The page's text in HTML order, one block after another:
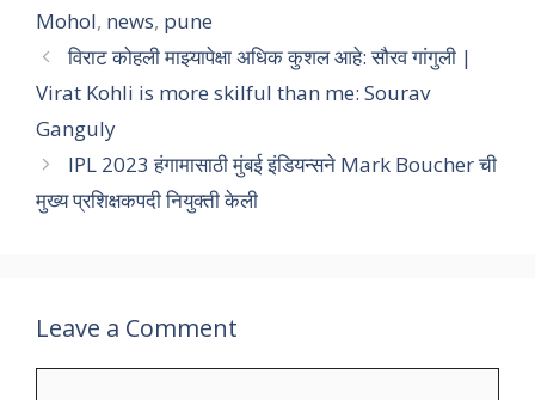
Mohol, news, pune
विराट कोहली माझ्यापेक्षा अधिक कुशल आहे: सौरव गांगुली |
Virat Kohli is more skilful than me: Sourav
Ganguly
IPL 2023 हंगामासाठी मुंबई इंडियन्सने Mark Boucher ची
मुख्य प्रशिक्षकपदी नियुक्ती केली
Leave a Comment